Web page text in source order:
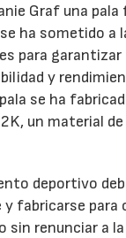
Graf una pala
ha sometido a
para garantizar
y
se ha
un material
deportivo
y fabricarse para
sin renunciar a